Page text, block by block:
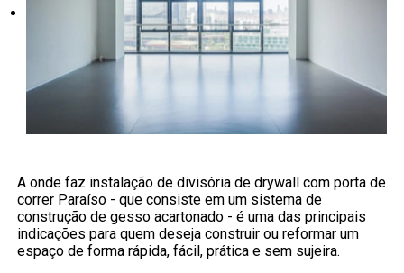
A onde faz instalação de divisória de drywall com porta de
correr Paraíso - que consiste em um sistema de
construção de gesso acartonado - é uma das principais
indicações para quem deseja construir ou reformar um
espaço de forma rápida, fácil, prática e sem sujeira.